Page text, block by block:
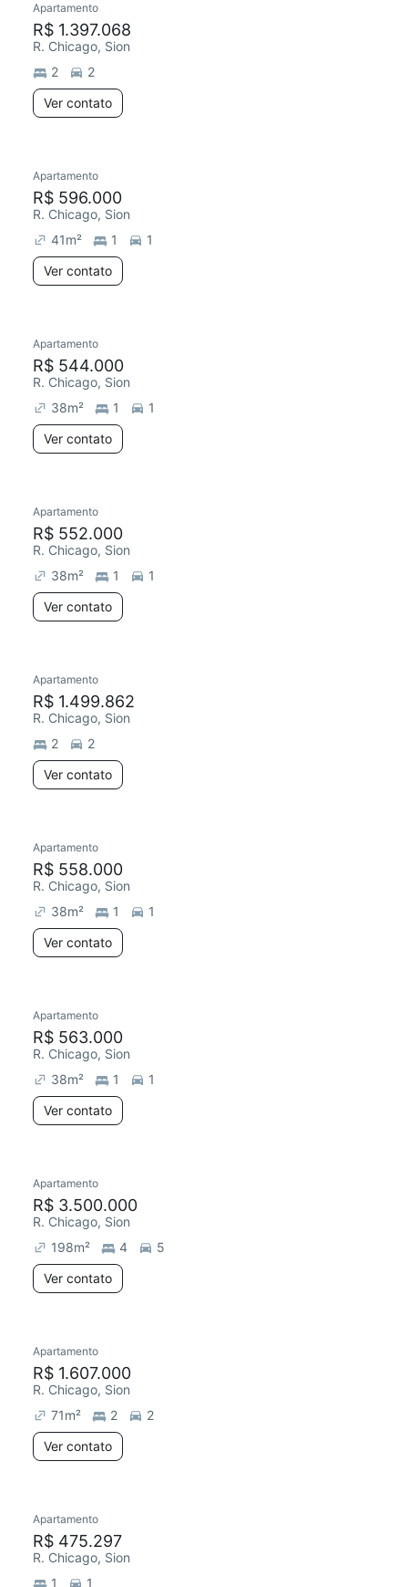
Apartamento
R$ 1.397.068
R. Chicago, Sion
2
2
Ver contato
Apartamento
R$ 596.000
R. Chicago, Sion
41m² 1
1
Ver contato
Apartamento
R$ 544.000
R. Chicago, Sion
38m² 1
1
Ver contato
Apartamento
R$ 552.000
R. Chicago, Sion
38m² 1
1
Ver contato
Apartamento
R$ 1.499.862
R. Chicago, Sion
2
2
Ver contato
Apartamento
R$ 558.000
R. Chicago, Sion
38m² 1
1
Ver contato
Apartamento
R$ 563.000
R. Chicago, Sion
38m² 1
1
Ver contato
Apartamento
R$ 3.500.000
R. Chicago, Sion
198m² 4
5
Ver contato
Apartamento
R$ 1.607.000
R. Chicago, Sion
71m² 2
2
Ver contato
Apartamento
R$ 475.297
R. Chicago, Sion
1
1